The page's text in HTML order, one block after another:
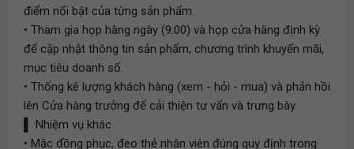
điểm nổi bật của từng sản phẩm.
• Tham gia họp hàng ngày (9:00) và họp cửa hàng định kỳ
để cập nhật thông tin sản phẩm, chương trình khuyến mãi,
mục tiêu doanh số.
• Thống kê lượng khách hàng (xem - hỏi - mua) và phản hồi
lên Cửa hàng trưởng để cải thiện tư vấn và trưng bày.
▌ Nhiệm vụ khác
• Mặc đồng phục, đeo thẻ nhân viên đúng quy định trong